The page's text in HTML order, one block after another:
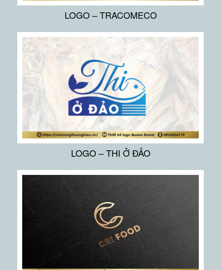
LOGO – TRACOMECO
LOGO – THI Ở ĐẢO